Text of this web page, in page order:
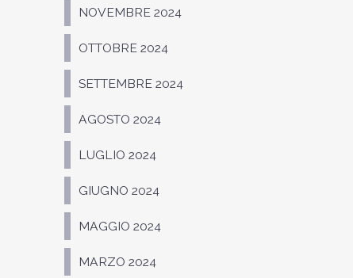
NOVEMBRE 2024
OTTOBRE 2024
SETTEMBRE 2024
AGOSTO 2024
LUGLIO 2024
GIUGNO 2024
MAGGIO 2024
MARZO 2024